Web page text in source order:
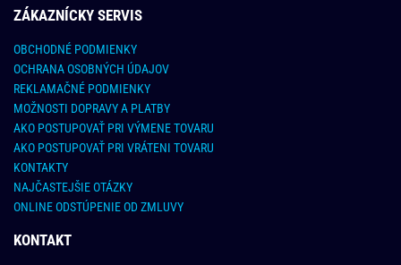
ZÁKAZNÍCKY SERVIS
OBCHODNÉ PODMIENKY
OCHRANA OSOBNÝCH ÚDAJOV
REKLAMAČNÉ PODMIENKY
MOŽNOSTI DOPRAVY A PLATBY
AKO POSTUPOVAŤ PRI VÝMENE TOVARU
AKO POSTUPOVAŤ PRI VRÁTENI TOVARU
KONTAKTY
NAJČASTEJŠIE OTÁZKY
ONLINE ODSTÚPENIE OD ZMLUVY
KONTAKT